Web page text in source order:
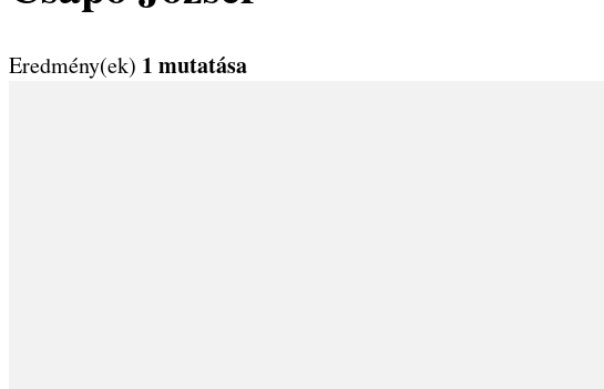
Eredmény(ek) 1 mutatása